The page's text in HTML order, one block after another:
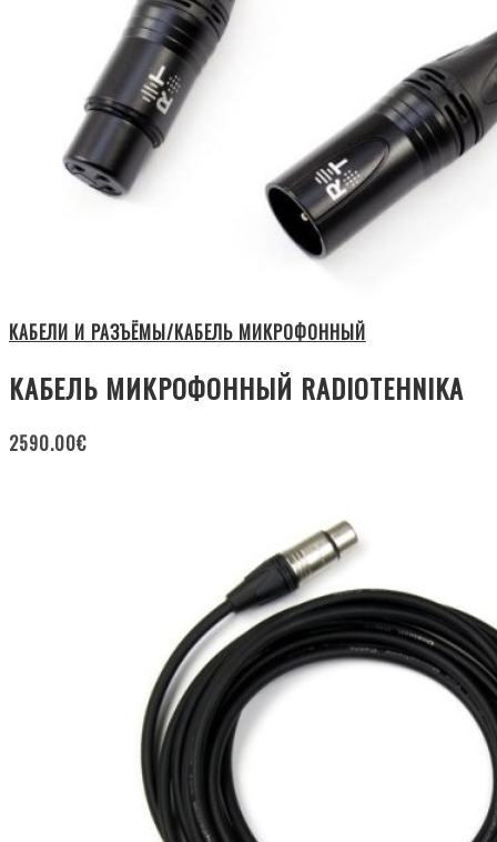
КАБЕЛИ И РАЗЪЁМЫ/КАБЕЛЬ МИКРОФОННЫЙ
КАБЕЛЬ МИКРОФОННЫЙ RADIOTEHNIKA
2590.00€